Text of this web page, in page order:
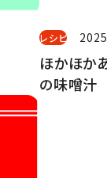
レシピ
ほかほか
の味噌汁